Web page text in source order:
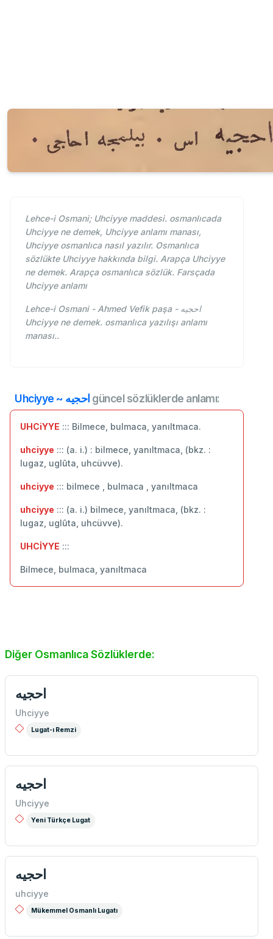
Lehce-i Osmani; Uhciyye maddesi. osmanlıcada
Uhciyye ne demek, Uhciyye anlamı manası,
Uhciyye osmanlıca nasıl yazılır. Osmanlıca
sözlükte Uhciyye hakkında bilgi. Arapça Uhciyye
ne demek. Arapça osmanlıca sözlük. Farsçada
Uhciyye anlamı
Lehce-i Osmani - Ahmed Vefik paşa - احجيه
Uhciyye ne demek. osmanlıca yazılışı anlamı
manası..
Uhciyye ~ احجيه güncel sözlüklerde anlamı:
UHCiYYE ::: Bilmece, bulmaca, yanıltmaca.
uhciyye ::: (a. i.) : bilmece, yanıltmaca, (bkz. :
lugaz, uglûta, uhcüvve).
uhciyye ::: bilmece , bulmaca , yanıltmaca
uhciyye ::: (a. i.) bilmece, yanıltmaca, (bkz. :
lugaz, uglûta, uhcüvve).
UHCİYYE :::
Bilmece, bulmaca, yanıltmaca
Diğer Osmanlıca Sözlüklerde:
احجيه
Uhciyye
Lugat-ı Remzi
احجيه
Uhciyye
Yeni Türkçe Lugat
احجيه
uhciyye
Mükemmel Osmanlı Lugatı